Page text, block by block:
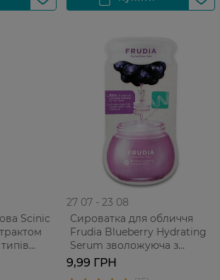
Scinic
27 07 - 23 08
Сироватка для обличчя
Frudia Blueberry Hydrating
Serum зволожуюча з
екстрактом чорниці Для
усіх типів ​​шкіри 1 шт
9,99 ГРН